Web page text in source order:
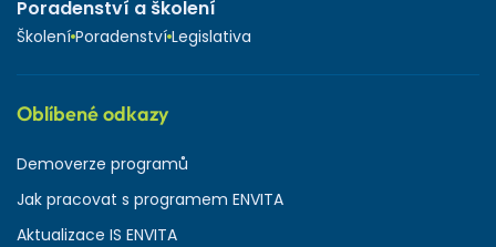
Poradenství a školení
Školení Poradenství Legislativa
Oblíbené odkazy
Demoverze programů
Jak pracovat s programem ENVITA
Aktualizace IS ENVITA